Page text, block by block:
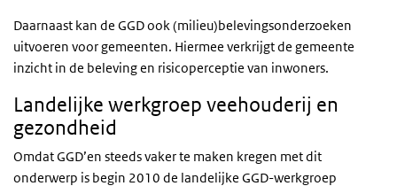
Daarnaast kan de GGD ook (milieu)belevingsonderzoeken
uitvoeren voor gemeenten. Hiermee verkrijgt de gemeente
inzicht in de beleving en risicoperceptie van inwoners.
Landelijke werkgroep veehouderij en
gezondheid
Omdat GGD’en steeds vaker te maken kregen met dit
onderwerp is begin 2010 de landelijke GGD-werkgroep